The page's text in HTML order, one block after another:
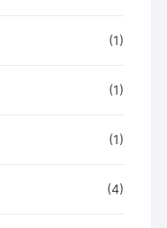
(1)
(1)
(1)
(4)